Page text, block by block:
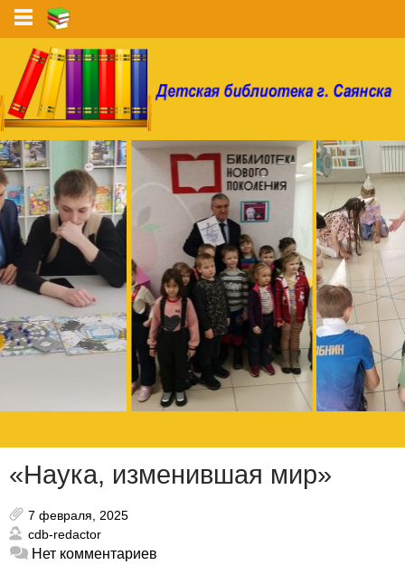
«Наука, изменившая мир»
7 февраля, 2025
cdb-redactor
Нет комментариев